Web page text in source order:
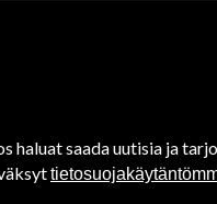
haluat saada uutisia ja